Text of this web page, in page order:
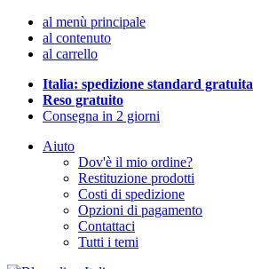
al menù principale
al contenuto
al carrello
Italia: spedizione standard gratuita
Reso gratuito
Consegna in 2 giorni
Aiuto
Dov'è il mio ordine?
Restituzione prodotti
Costi di spedizione
Opzioni di pagamento
Contattaci
Tutti i temi